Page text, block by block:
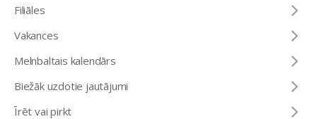
Filiāles
Vakances
Melnbaltais kalendārs
Biežāk uzdotie jautājumi
Īrēt vai pirkt